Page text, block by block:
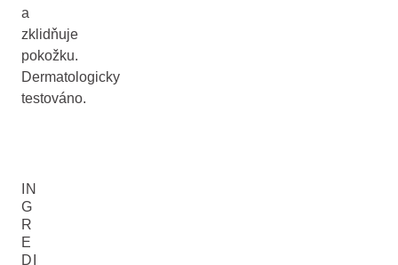
a
zklidňuje
pokožku.
Dermatologicky
testováno.
IN
G
R
E
DI